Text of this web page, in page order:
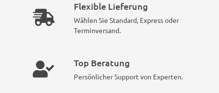
Flexible Lieferung
Wählen Sie Standard, Express oder
Terminversand.
Top Beratung
Persönlicher Support von Experten.